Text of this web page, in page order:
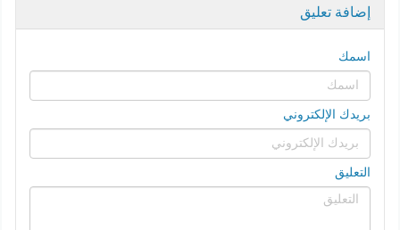
إضافة تعليق
اسمك
بريدك الإلكتروني
التعليق